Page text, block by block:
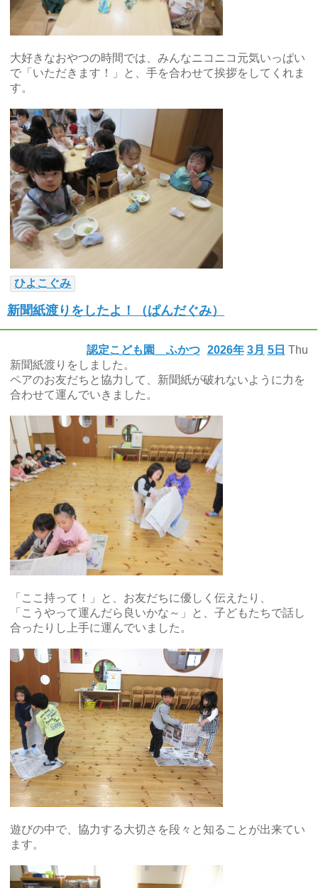
大好きなおやつの時間では、みんなニコニコ元気いっぱい
で「いただきます！」と、手を合わせて挨拶をしてくれま
す。
ひよこぐみ
新聞紙渡りをしたよ！（ぱんだぐみ）
2026年 3月 5日 Thu
認定こども園 ふかつ
新聞紙渡りをしました。
ペアのお友だちと協力して、新聞紙が破れないように力を
合わせて運んでいきました。
「ここ持って！」と、お友だちに優しく伝えたり、
「こうやって運んだら良いかな～」と、子どもたちで話し
合ったりし上手に運んでいました。
遊びの中で、協力する大切さを段々と知ることが出来てい
ます。